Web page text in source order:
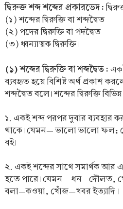
দ্বিরুক্ত শব্দ শব্দের প্রকারভেদ :
(১) শব্দের দ্বিরুক্তি বা শব্দদ্বৈত
(২) পদের দ্বিরুক্তি বা পদদ্বৈত
(৩) ধ্বন্যাত্মক দ্বিরুক্তি।
(১) শব্দের দ্বিরুক্তি বা শব্দদ্বৈত :
ব্যবহৃত হয়ে বিশিষ্ট অর্থ প্রকাশ
শব্দদ্বৈত বলে। শব্দের দ্বিরুক্তি
১. একই শব্দ পরপর দুবার ব্যবহার
থাকে। যেমন— ভালো ভালো ফল;
বই।
২. একই শব্দের সাথে সমার্থক আর
হতে পারে। যেমন— ধন—দৌলত,
বলা—কওয়া, খোঁজ—খবর ইত্যাদি ।